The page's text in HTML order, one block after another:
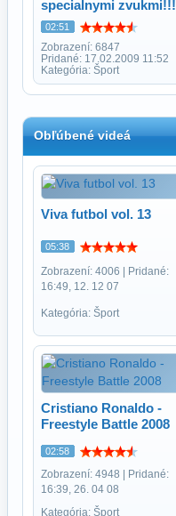
specialnymi zvukmi!!!
02:51
Zobrazení: 6847
Pridané: 17.02.2009 11:52
Kategória: Šport
Obľúbené videá
Viva futbol vol. 13
05:38
Zobrazení: 4006 | Pridané:
16:49, 12. 12 07
Kategória: Šport
Cristiano Ronaldo -
Freestyle Battle 2008
02:58
Zobrazení: 4948 | Pridané:
16:39, 26. 04 08
Kategória: Šport